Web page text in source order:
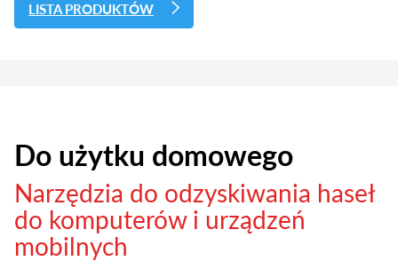
LISTA PRODUKTÓW
Do użytku domowego
Narzędzia do odzyskiwania haseł
do komputerów i urządzeń
mobilnych